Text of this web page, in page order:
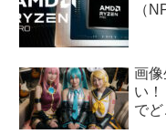
（
画
い
で